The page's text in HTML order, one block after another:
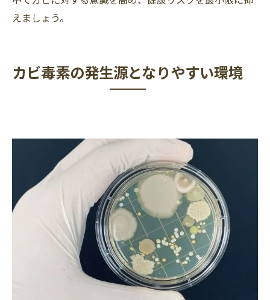
えましょう。
カビ毒素の発生源となりやすい環境